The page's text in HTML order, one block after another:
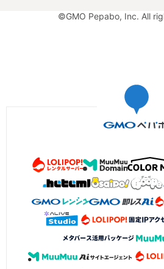
©GMO Pepabo, Inc. All